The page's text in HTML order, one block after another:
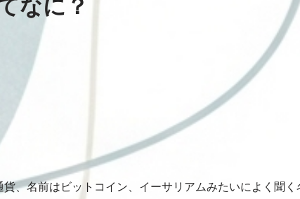
なに？
、名前はビットコイン、イーサリアムみたいによく聞